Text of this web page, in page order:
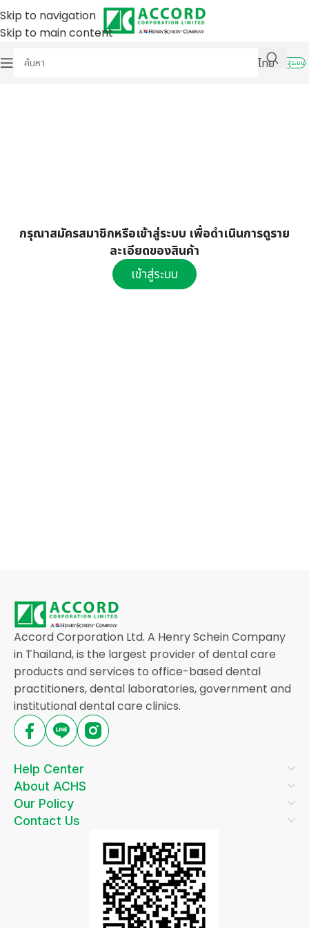
Skip to navigation
Skip to main content
ไทย
เข้าสู่ระบบ
กรุณาสมัครสมาชิกหรือเข้าสู่ระบบ เพื่อดำเนินการดูราย
ละเอียดของสินค้า
เข้าสู่ระบบ
Accord Corporation Ltd. A Henry Schein Company
in Thailand, is the largest provider of dental care
products and services to office-based dental
practitioners, dental laboratories, government and
institutional dental care clinics.
Help Center
About ACHS
Our Policy
Contact Us